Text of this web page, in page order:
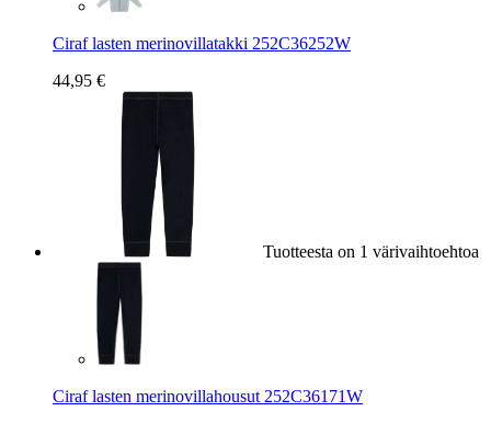
Ciraf lasten merinovillatakki 252C36252W
44,95 €
Tuotteesta on 1 värivaihtoehtoa
Ciraf lasten merinovillahousut 252C36171W